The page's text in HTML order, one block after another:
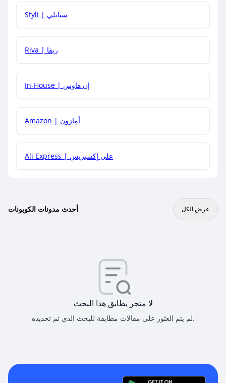
هل يمكنني جمع كود خصم مع العروض الأخرى؟
Styli | ستايلي
Riva | ريفا
In-House | إن هاوس
Amazon | أمازون
Ali Express | علي إكسبريس
أحدث مدونات الكوبونات عرض الكل
لا متجر يطابق هذا البحث
لم يتم العثور على مقالات مطابقة للبحث الذي تم تحديده.